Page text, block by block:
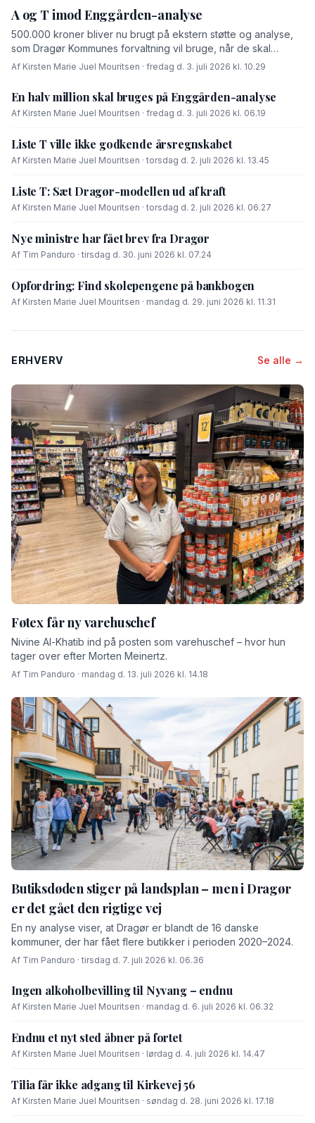
A og T imod Enggården-analyse
500.000 kroner bliver nu brugt på ekstern støtte og analyse,
som Dragør Kommunes forvaltning vil bruge, når de skal
forhandle med OK-fonden om en driftsoverenskomst for
Af Kirsten Marie Juel Mouritsen · fredag d. 3. juli 2026 kl. 10.29
En halv million skal bruges på Enggården-analyse
Af Kirsten Marie Juel Mouritsen · fredag d. 3. juli 2026 kl. 06.19
Liste T ville ikke godkende årsregnskabet
Af Kirsten Marie Juel Mouritsen · torsdag d. 2. juli 2026 kl. 13.45
Liste T: Sæt Dragør-modellen ud af kraft
Af Kirsten Marie Juel Mouritsen · torsdag d. 2. juli 2026 kl. 06.27
Nye ministre har fået brev fra Dragør
Af Tim Panduro · tirsdag d. 30. juni 2026 kl. 07.24
Opfordring: Find skolepengene på bankbogen
Af Kirsten Marie Juel Mouritsen · mandag d. 29. juni 2026 kl. 11.31
ERHVERV Se alle →
Føtex får ny varehuschef
Nivine Al-Khatib ind på posten som varehuschef – hvor hun
tager over efter Morten Meinertz.
Af Tim Panduro · mandag d. 13. juli 2026 kl. 14.18
Butiksdøden stiger på landsplan – men i Dragør
er det gået den rigtige vej
En ny analyse viser, at Dragør er blandt de 16 danske
kommuner, der har fået flere butikker i perioden 2020–2024.
Af Tim Panduro · tirsdag d. 7. juli 2026 kl. 06.36
Ingen alkoholbevilling til Nyvang – endnu
Af Kirsten Marie Juel Mouritsen · mandag d. 6. juli 2026 kl. 06.32
Endnu et nyt sted åbner på fortet
Af Kirsten Marie Juel Mouritsen · lørdag d. 4. juli 2026 kl. 14.47
Tilia får ikke adgang til Kirkevej 56
Af Kirsten Marie Juel Mouritsen · søndag d. 28. juni 2026 kl. 17.18